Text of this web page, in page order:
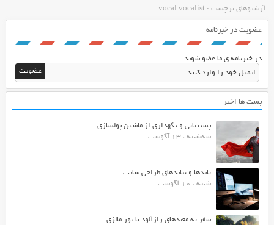
آرشیوهای برچسب : vocal vocalist
عضویت در خبرنامه
در خبرنامه ی ما عضو شوید
پست ها اخیر
پشتیبانی و نگهداری از ماشین پولسازی
سه‌شنبه ، 13 آگوست
بایدها و نبایدهای طراحی سایت
شنبه ، 10 آگوست
سفر به معبدهای رازآلود با تور مالزی